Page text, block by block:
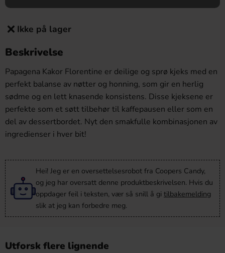
Ikke på lager
Beskrivelse
Papagena Kakor Florentine er deilige og sprø kjeks med en
perfekt balanse av nøtter og honning, som gir en herlig
sødme og en lett knasende konsistens. Disse kjeksene er
perfekte som et søtt tilbehør til kaffepausen eller som en
del av dessertbordet. Nyt den smakfulle kombinasjonen av
ingredienser i hver bit!
Hei! Jeg er en oversettelsesrobot fra Coopers Candy,
og jeg har oversatt denne produktbeskrivelsen. Hvis du
oppdager feil i teksten, vær så snill å gi tilbakemelding
slik at jeg kan forbedre meg.
Utforsk flere lignende